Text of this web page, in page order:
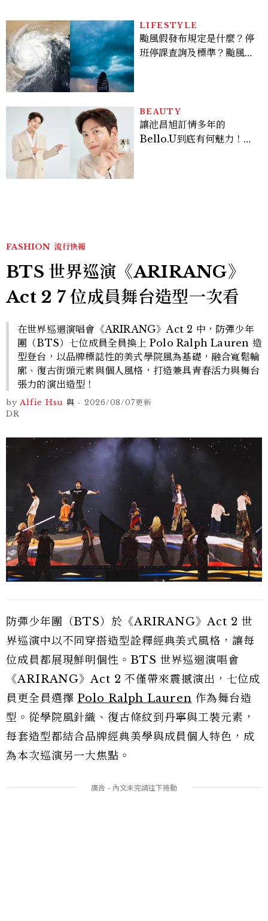
LIFESTYLE
颱風假發布規定是什麼？停
班停課查詢及標準？颱風假
BEAUTY
讓池昌旭訂情多年的
Bello.U到底有何魅力！揭
FASHION 流行快報
BTS 世界巡演《ARIRANG》
Act 2 7 位成員舞台造型一次看
在世界巡迴演唱會《ARIRANG》Act 2 中，防彈少年
團（BTS）七位成員全員換上 Polo Ralph Lauren 造
型登台，以品牌標誌性的美式學院風為基礎，融合寬鬆輪
廓、復古街頭元素與個人風格，打造兼具青春活力與舞台
張力的演出造型！
by Alfie Hsu 與 - 2026/08/07更新
DR
防彈少年團（BTS）於《ARIRANG》Act 2 世
界巡演中以不同穿搭造型詮釋經典美式風格，讓每
位成員都展現鮮明個性。BTS 世界巡迴演唱會
《ARIRANG》Act 2 不僅帶來震撼演出，七位成
員更全員選擇 Polo Ralph Lauren 作為舞台造
型。從學院風針織、復古條紋到丹寧與工裝元素，
每套造型都結合品牌經典美學與成員個人特色，成
為本次巡演另一大焦點。